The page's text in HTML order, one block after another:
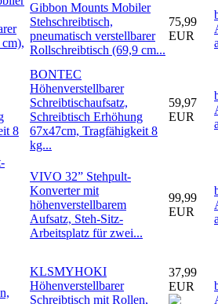
Gibbon Mounts Mobiler
Stehschreibtisch,
pneumatisch verstellbarer
Rollschreibtisch (69,9 cm...
75,99
EUR
BONTEC
Höhenverstellbarer
Schreibtischaufsatz,
Schreibtisch Erhöhung
67x47cm, Tragfähigkeit 8
kg...
59,97
EUR
VIVO 32” Stehpult-
Konverter mit
höhenverstellbarem
Aufsatz, Steh-Sitz-
Arbeitsplatz für zwei...
99,99
EUR
KLSMYHOKI
Höhenverstellbarer
Schreibtisch mit Rollen,
37,99
EUR